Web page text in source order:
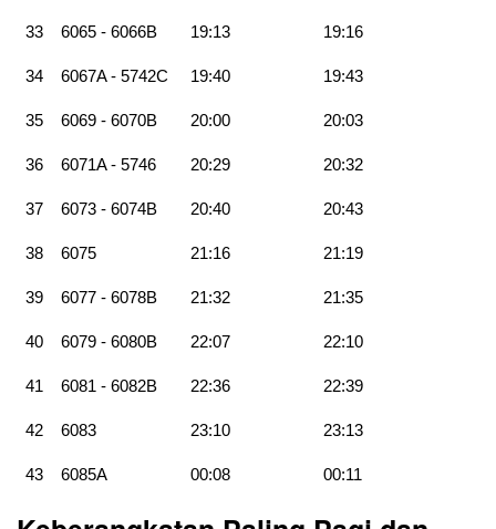
33 6065 - 6066B 19:13 19:16
34 6067A - 5742C 19:40 19:43
35 6069 - 6070B 20:00 20:03
36 6071A - 5746 20:29 20:32
37 6073 - 6074B 20:40 20:43
38 6075 21:16 21:19
39 6077 - 6078B 21:32 21:35
40 6079 - 6080B 22:07 22:10
41 6081 - 6082B 22:36 22:39
42 6083 23:10 23:13
43 6085A 00:08 00:11